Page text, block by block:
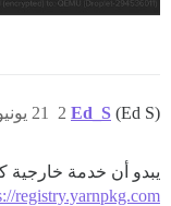
Ed_S (Ed S) 21 يونيو 2022، 7:21ص 2
يبدو أن خدمة خارجية
registry.yarnpkg.com/